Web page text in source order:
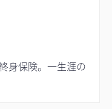
身保険。一生涯の